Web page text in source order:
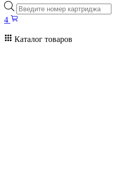
Поиск
товаров
4
Каталог товаров